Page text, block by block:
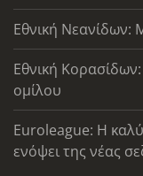
Εθνική Νεανίδων:
Εθνική
ομίλου
Euroleague: Η
ενόψει της νέας